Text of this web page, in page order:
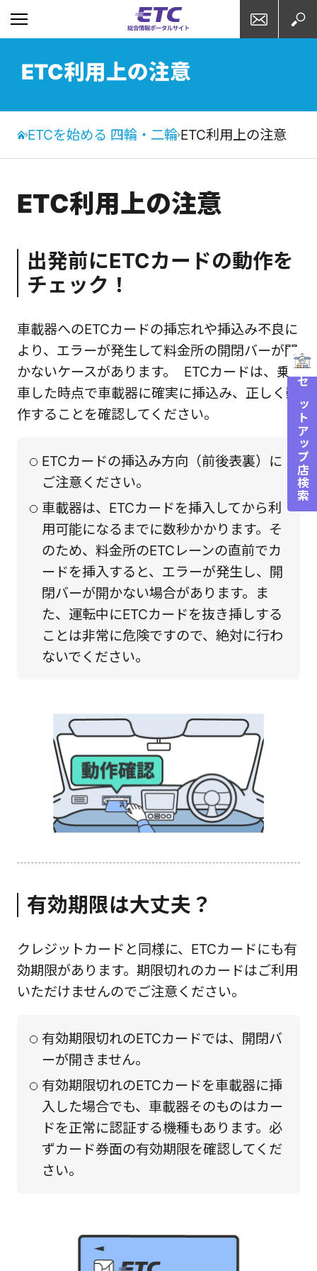
セットアップ店検索
ETC利用上の注意
ETCを始める 四輪・二輪ETC利用上の注意
ETC利用上の注意
出発前にETCカードの動作を
チェック！
車載器へのETCカードの挿忘れや挿込み不良に
より、エラーが発生して料金所の開閉バーが開
かないケースがあります。 ETCカードは、乗
車した時点で車載器に確実に挿込み、正しく動
作することを確認してください。
ETCカードの挿込み方向（前後表裏）に
ご注意ください。
車載器は、ETCカードを挿入してから利
用可能になるまでに数秒かかります。そ
のため、料金所のETCレーンの直前でカ
ードを挿入すると、エラーが発生し、開
閉バーが開かない場合があります。ま
た、運転中にETCカードを抜き挿しする
ことは非常に危険ですので、絶対に行わ
ないでください。
有効期限は大丈夫？
クレジットカードと同様に、ETCカードにも有
効期限があります。期限切れのカードはご利用
いただけませんのでご注意ください。
有効期限切れのETCカードでは、開閉バ
ーが開きません。
有効期限切れのETCカードを車載器に挿
入した場合でも、車載器そのものはカー
ドを正常に認証する機種もあります。必
ずカード券面の有効期限を確認してくだ
さい。